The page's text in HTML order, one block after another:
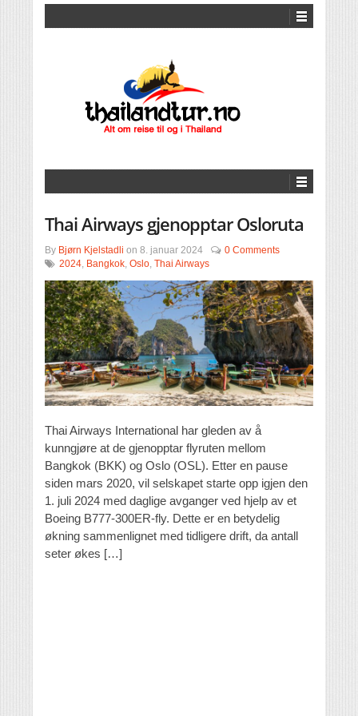
Thai Airways gjenopptar Osloruta
By Bjørn Kjelstadli on 8. januar 2024
0 Comments
2024, Bangkok, Oslo, Thai Airways
Thai Airways International har gleden av å
kunngjøre at de gjenopptar flyruten mellom
Bangkok (BKK) og Oslo (OSL). Etter en pause
siden mars 2020, vil selskapet starte opp igjen den
1. juli 2024 med daglige avganger ved hjelp av et
Boeing B777-300ER-fly. Dette er en betydelig
økning sammenlignet med tidligere drift, da antall
seter økes […]